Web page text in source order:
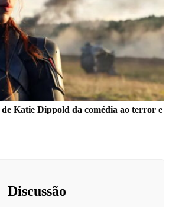
Katie Dippold da comédia ao terror e
Discussão